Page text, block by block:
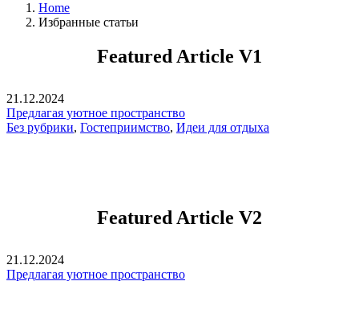
Home
Избранные статьи
Featured Article V1
21.12.2024
Предлагая уютное пространство
Без рубрики, Гостеприимство, Идеи для отдыха
Featured Article V2
21.12.2024
Предлагая уютное пространство